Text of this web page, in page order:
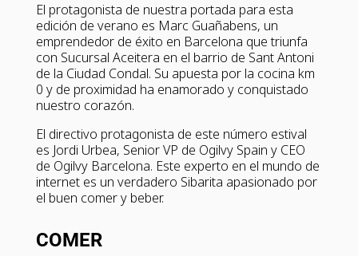
El protagonista de nuestra portada para esta
edición de verano es Marc Guañabens, un
emprendedor de éxito en Barcelona que triunfa
con Sucursal Aceitera en el barrio de Sant Antoni
de la Ciudad Condal. Su apuesta por la cocina km
0 y de proximidad ha enamorado y conquistado
nuestro corazón.
El directivo protagonista de este número estival
es Jordi Urbea, Senior VP de Ogilvy Spain y CEO
de Ogilvy Barcelona. Este experto en el mundo de
internet es un verdadero Sibarita apasionado por
el buen comer y beber.
COMER